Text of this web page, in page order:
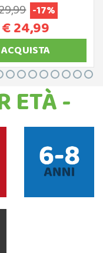
-17%
€ 24,99
ACQUISTA
ETÀ -